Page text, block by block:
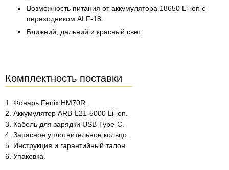
Возможность питания от аккумулятора 18650 Li-ion с
переходником ALF-18.
Ближний, дальний и красный свет.
Комплектность поставки
1. Фонарь Fenix HM70R.
2. Аккумулятор ARB-L21-5000 Li-ion.
3. Кабель для зарядки USB Type-C.
4. Запасное уплотнительное кольцо.
5. Инструкция и гарантийный талон.
6. Упаковка.